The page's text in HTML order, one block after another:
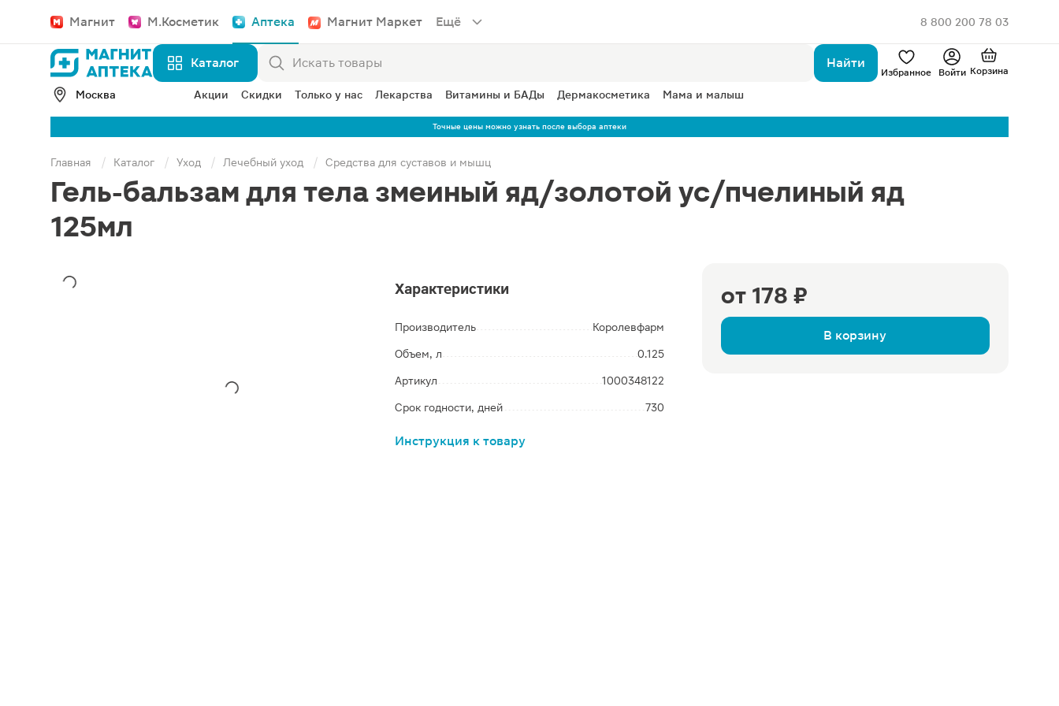
Магнит М.Косметик Аптека Магнит Маркет Ещё 8 800 200 78 03
Каталог Найти
Избранное Войти Корзина
Москва Акции Скидки Только у нас Лекарства Витамины и БАДы Дермакосметика Мама и малыш
Точные цены можно узнать после выбора аптеки
Главная Каталог Уход Лечебный уход Средства для суставов и мышц
Гель-бальзам для тела змеиный яд/золотой ус/пчелиный яд
125мл
от 178 ₽
В корзину
Характеристики
Производитель Королевфарм
Объем, л 0.125
Артикул 1000348122
Срок годности, дней 730
Инструкция к товару